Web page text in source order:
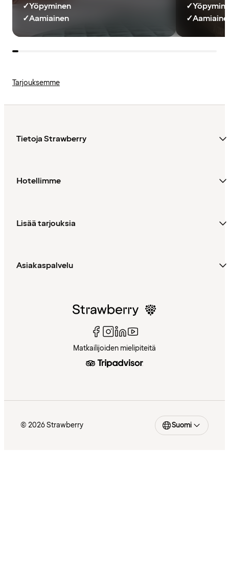
✓Yöpyminen
✓Aamiainen
✓
✓
Tarjouksemme
Tietoja Strawberry
Hotellimme
Lisää tarjouksia
Asiakaspalvelu
Matkailijoiden mielipiteitä
© 2026 Strawberry Suomi